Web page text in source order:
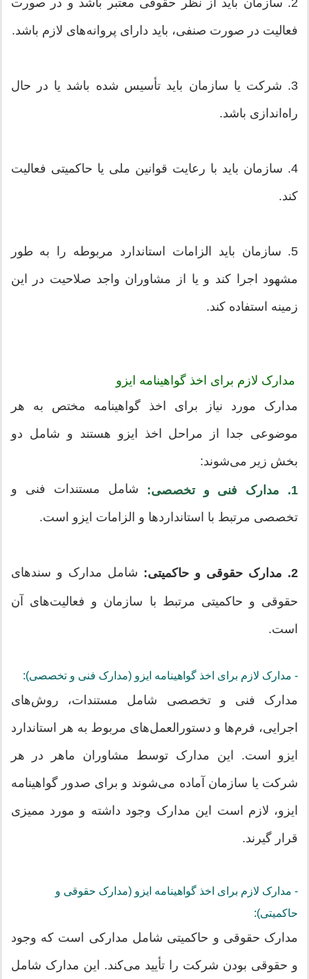
فعالیت در صورت صنفی، باید دارای پروانه‌های لازم باشد.
3. شرکت یا سازمان باید تأسیس شده باشد یا در حال
راه‌اندازی باشد.
4. سازمان باید با رعایت قوانین ملی یا حاکمیتی فعالیت
کند.
5. سازمان باید الزامات استاندارد مربوطه را به طور
مشهود اجرا کند و یا از مشاوران واجد صلاحیت در این
زمینه استفاده کند.
مدارک لازم برای اخذ گواهینامه ایزو
مدارک مورد نیاز برای اخذ گواهینامه مختص به هر
موضوعی جدا از مراحل اخذ ایزو هستند و شامل دو
بخش زیر می‌شوند:
1. مدارک فنی و تخصصی: شامل مستندات فنی و
تخصصی مرتبط با استانداردها و الزامات ایزو است.
2. مدارک حقوقی و حاکمیتی: شامل مدارک و سند‌های
حقوقی و حاکمیتی مرتبط با سازمان و فعالیت‌های آن
است.
- مدارک لازم برای اخذ گواهینامه ایزو (مدارک فنی و تخصصی):
مدارک فنی و تخصصی شامل مستندات، روش‌های
اجرایی، فرم‌ها و دستورالعمل‌های مربوط به هر استاندارد
ایزو است. این مدارک توسط مشاوران ماهر در هر
شرکت یا سازمان آماده می‌شوند و برای صدور گواهینامه
ایزو، لازم است این مدارک وجود داشته و مورد ممیزی
قرار گیرند.
- مدارک لازم برای اخذ گواهینامه ایزو (مدارک حقوقی و
حاکمیتی):
مدارک حقوقی و حاکمیتی شامل مدارکی است که وجود
و حقوقی بودن شرکت را تأیید می‌کند. این مدارک شامل